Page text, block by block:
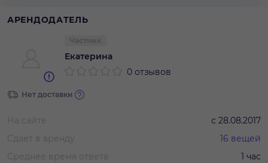
АРЕНДОДАТЕЛЬ
Екатерина
0 отзывов
Нет доставки
На сайте с 28.08.2017
Сдает в аренду
16 вещей
Среднее время ответа
1 час